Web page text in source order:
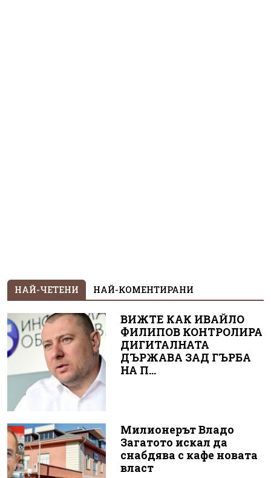
НАЙ-ЧЕТЕНИ НАЙ-КОМЕНТИРАНИ
ВИЖТЕ КАК ИВАЙЛО
ФИЛИПОВ КОНТРОЛИРА
ДИГИТАЛНАТА
ДЪРЖАВА ЗАД ГЪРБА
НА П...
Милионерът Владо
Загатото искал да
снабдява с кафе новата
власт